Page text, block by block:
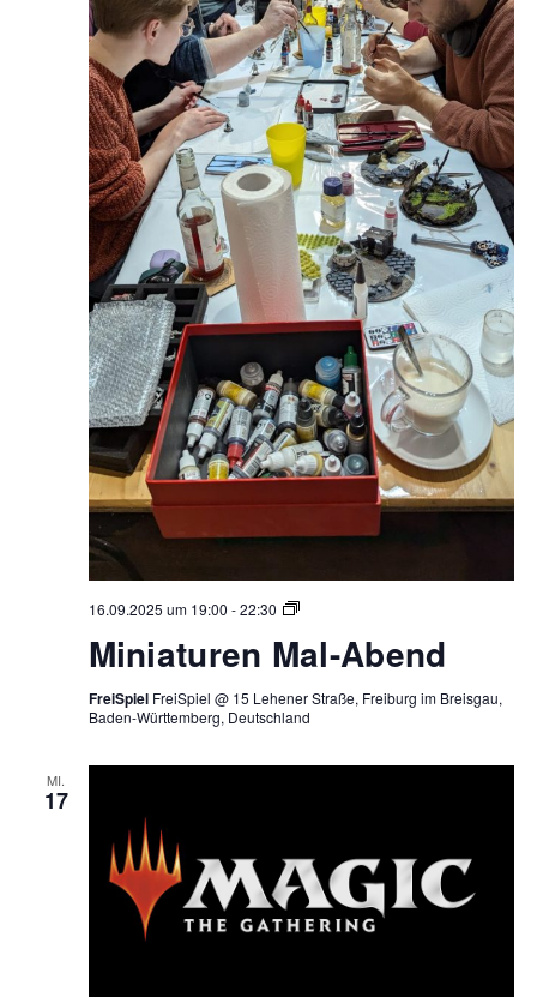
16.09.2025 um 19:00 -22:30
Miniaturen
Abend
Miniaturen Mal-Abend
FreiSpiel FreiSpiel @ 15 Lehener Straße, Freiburg im Breisgau,
Baden-Württemberg, Deutschland
MI.
17